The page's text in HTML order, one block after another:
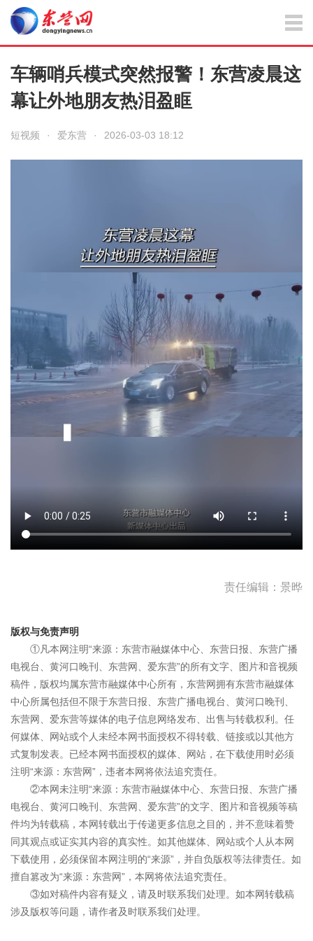
车辆哨兵模式突然报警！东营凌晨这
幕让外地朋友热泪盈眶
短视频 · 爱东营 · 2026-03-03 18:12
责任编辑：景晔
版权与免责声明
①凡本网注明“来源：东营市融媒体中心、东营日报、东营广播
电视台、黄河口晚刊、东营网、爱东营”的所有文字、图片和音视频
稿件，版权均属东营市融媒体中心所有，东营网拥有东营市融媒体
中心所属包括但不限于东营日报、东营广播电视台、黄河口晚刊、
东营网、爱东营等媒体的电子信息网络发布、出售与转载权利。任
何媒体、网站或个人未经本网书面授权不得转载、链接或以其他方
式复制发表。已经本网书面授权的媒体、网站，在下载使用时必须
注明“来源：东营网”，违者本网将依法追究责任。
②本网未注明“来源：东营市融媒体中心、东营日报、东营广播
电视台、黄河口晚刊、东营网、爱东营”的文字、图片和音视频等稿
件均为转载稿，本网转载出于传递更多信息之目的，并不意味着赞
同其观点或证实其内容的真实性。如其他媒体、网站或个人从本网
下载使用，必须保留本网注明的“来源”，并自负版权等法律责任。如
擅自篡改为“来源：东营网”，本网将依法追究责任。
③如对稿件内容有疑义，请及时联系我们处理。如本网转载稿
涉及版权等问题，请作者及时联系我们处理。